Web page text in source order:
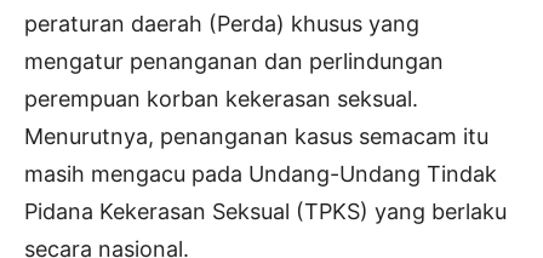
peraturan daerah (Perda) khusus yang
mengatur penanganan dan perlindungan
perempuan korban kekerasan seksual.
Menurutnya, penanganan kasus semacam itu
masih mengacu pada Undang-Undang Tindak
Pidana Kekerasan Seksual (TPKS) yang berlaku
secara nasional.